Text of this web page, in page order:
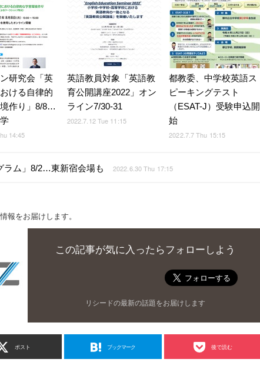
研究会「英
ける自律的
作り」8/8…
14:45
英語教員対象「英語教
育公開講座2022」オン
ライン7/30-31
2022.7.12 Tue 11:15
都教委、中学校英語ス
ピーキングテスト
（ESAT-J）受験申込開
始
2022.7.7 Thu 15:15
ラム」8/2…東新宿会場も 2022.6.30 Thu 17:15
報をお届けします。
この記事が気に入ったらフォローしよう
リシードの最新の話題をお届けします
ポスト ブックマーク 後で読む